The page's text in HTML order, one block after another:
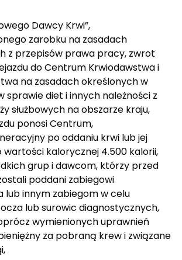
Dawcy Krwi”,
zarobku na zasadach
z przepisów prawa pracy, zwrot
do Centrum Krwiodawstwa i
na zasadach określonych w
sprawie diet i innych należności z
służbowych na obszarze kraju,
ponosi Centrum,
po oddaniu krwi lub jej
wartości kalorycznej 4.500 kalorii,
grup i dawcom, którzy przed
poddani zabiegowi
lub innym zabiegom w celu
lub surowic diagnostycznych,
wymienionych uprawnień
za pobraną krew i związane